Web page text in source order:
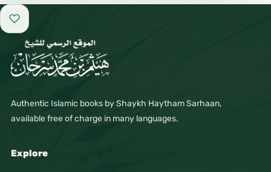
Add to favorites
Authentic Islamic books by Shaykh Haytham Sarhaan,
available free of charge in many languages.
Explore